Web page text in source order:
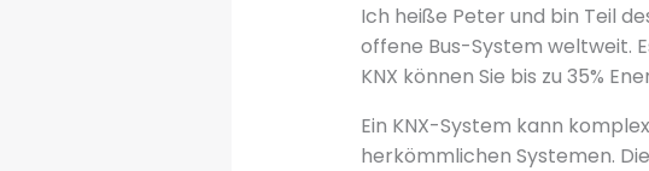
Ich heiße Peter und bin Teil
offene Bus-System weltweit.
KNX können Sie bis zu 35%
Ein KNX-System kann
herkömmlichen Systemen.